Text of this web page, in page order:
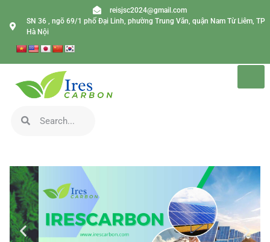
reisjsc2024@gmail.com
SN 36 , ngõ 69/1 phố Đại Linh, phường Trung Văn, quận Nam Từ Liêm, TP
Hà Nội